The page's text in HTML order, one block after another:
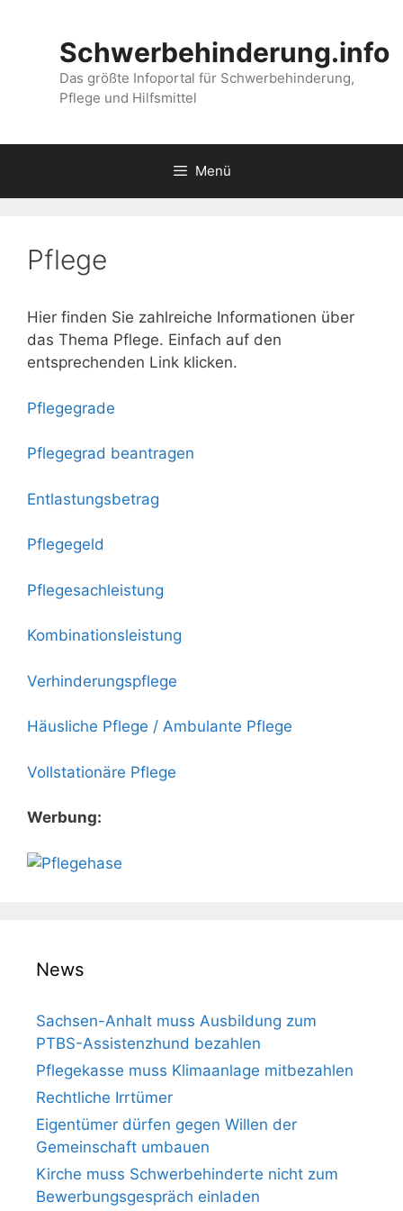
springenSchwerbehinderung.info
Das größte Infoportal für Schwerbehinderung,
Pflege und Hilfsmittel
Menü
Pflege
Hier finden Sie zahlreiche Informationen über
das Thema Pflege. Einfach auf den
entsprechenden Link klicken.
Pflegegrade
Pflegegrad beantragen
Entlastungsbetrag
Pflegegeld
Pflegesachleistung
Kombinationsleistung
Verhinderungspflege
Häusliche Pflege / Ambulante Pflege
Vollstationäre Pflege
Werbung:
News
Sachsen-Anhalt muss Aus­bil­dung zum
PTBS-Assis­tenz­hund bezahlen
Pflegekasse muss Klimaanlage mitbezahlen
Rechtliche Irrtümer
Eigentümer dürfen gegen Willen der
Gemeinschaft umbauen
Kirche muss Schwerbehinderte nicht zum
Bewerbungsgespräch einladen